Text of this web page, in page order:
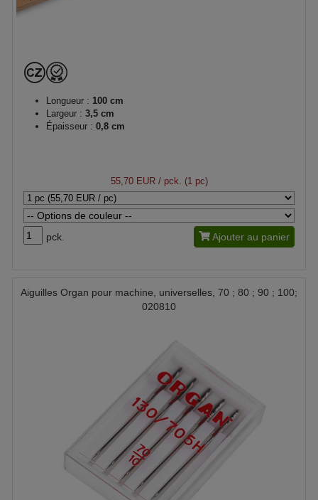
Longueur : 100 cm
Largeur : 3,5 cm
Épaisseur : 0,8 cm
55,70 EUR/ pck. (1 pc)
pck. Ajouter au panier
Aiguilles Organ pour machine, universelles, 70 ; 80 ; 90 ; 100;
020810